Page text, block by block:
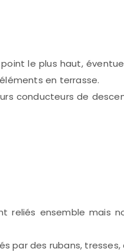
le plus haut,
en terrasse.
conducteurs de
reliés ensemble
par des rubans,